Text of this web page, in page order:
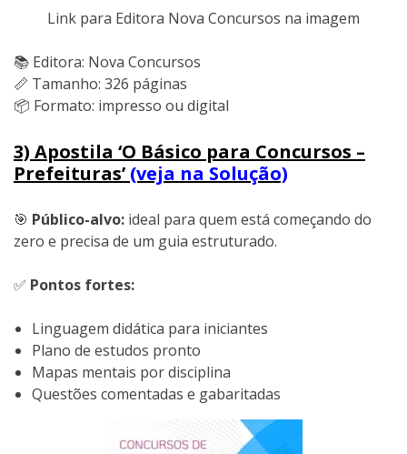
Link para Editora Nova Concursos na imagem
📚 Editora: Nova Concursos
📏 Tamanho: 326 páginas
📦 Formato: impresso ou digital
3) Apostila ‘O Básico para Concursos –
Prefeituras’ (veja na Solução)
🎯 Público-alvo: ideal para quem está começando do
zero e precisa de um guia estruturado.
✅ Pontos fortes:
Linguagem didática para iniciantes
Plano de estudos pronto
Mapas mentais por disciplina
Questões comentadas e gabaritadas